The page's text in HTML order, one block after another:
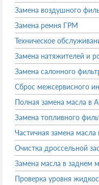
Замена воздушного
Замена ремня ГРМ
Техническое
Замена натяжителей и
Замена салонного
Сброс межсервисного
Полная замена масла в
Замена топливного
Частичная замена
Очистка дроссельной
Замена масла в заднем
Проверка уровня